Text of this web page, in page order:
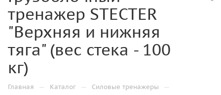
тренажер STECTER
"Верхняя и нижняя
тяга" (вес стека - 100
кг)
Главная — Каталог — Силовые тренажеры —